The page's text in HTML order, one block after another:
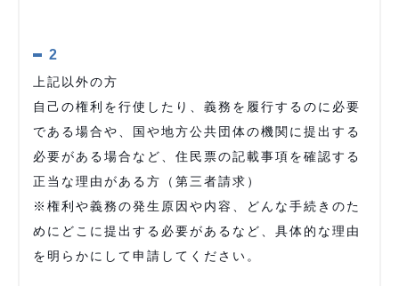
2
上記以外の方
自己の権利を行使したり、義務を履行するのに必要
である場合や、国や地方公共団体の機関に提出する
必要がある場合など、住民票の記載事項を確認する
正当な理由がある方（第三者請求）
※権利や義務の発生原因や内容、どんな手続きのた
めにどこに提出する必要があるなど、具体的な理由
を明らかにして申請してください。